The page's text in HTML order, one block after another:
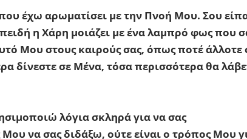
έχω αρωματίσει με την Πνοή Μου. Σου
η Χάρη μοιάζει με ένα λαμπρό φως που
Μου στους καιρούς σας, όπως ποτέ άλλοτε
δίνεστε σε Μένα, τόσα περισσότερα θα
λόγια σκληρά για να σας
να σας διδάξω, ούτε είναι ο τρόπος Μου